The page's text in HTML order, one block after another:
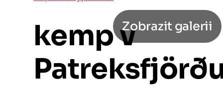
kemp vZobrazit galerii